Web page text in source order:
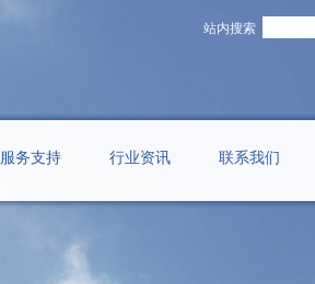
站内搜索
服务支持 行业资讯 联系我们